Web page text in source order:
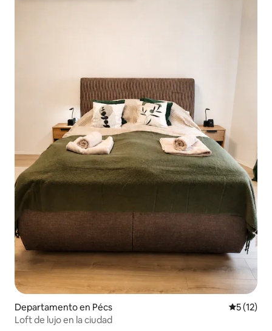
Departamento en Pécs
5 (12)
Loft de lujo en la ciudad